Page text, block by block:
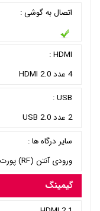
اتصال به گوشی :
HDMI :
4 عدد HDMI 2.0
USB :
2 عدد USB 2.0
سایر درگاه ها :
ورودی آنتن (RF) پورت خروجی صوتی دیجیتال (Optical)
گیمینگ